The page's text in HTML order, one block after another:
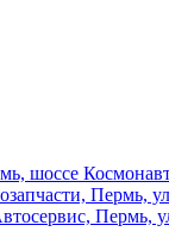
шоссе
Пермь,
Пермь,